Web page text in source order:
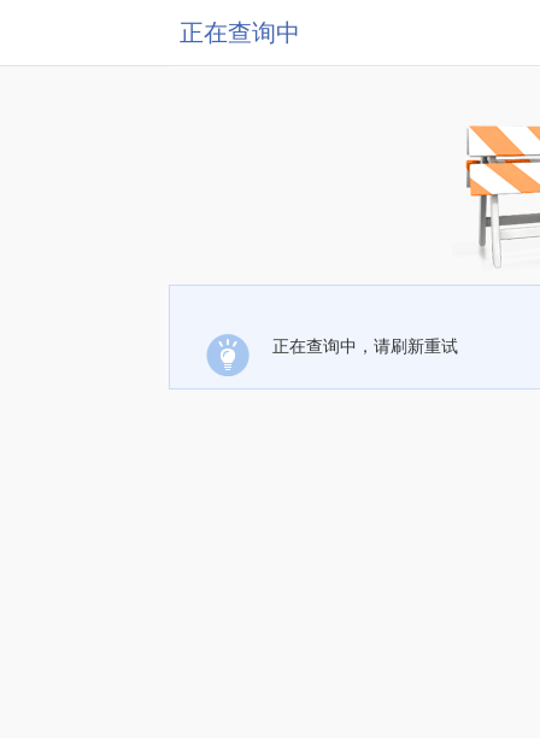
正在查询中
正在查询中，请刷新重试